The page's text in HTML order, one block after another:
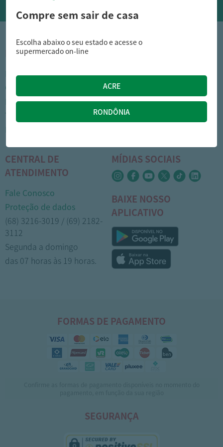
INSTITUCIONAL
Nossas lojas
Cartão Arasuper
Leve mais
Trabalhe Conosco
Como comprar
Opções de entrega
Privacidade
Trocas e devoluções
CENTRAL DE
ATENDIMENTO
Fale Conosco
Proteção de dados
(68) 3216-3019 / (69) 2182-
3112
Segunda a domingo
das 07 horas às 19 horas.
MÍDIAS SOCIAIS
BAIXE NOSSO
APLICATIVO
FORMAS DE PAGAMENTO
SEGURANÇA
Compre sem sair de casa
Escolha abaixo o seu estado e acesse o
supermercado on-line